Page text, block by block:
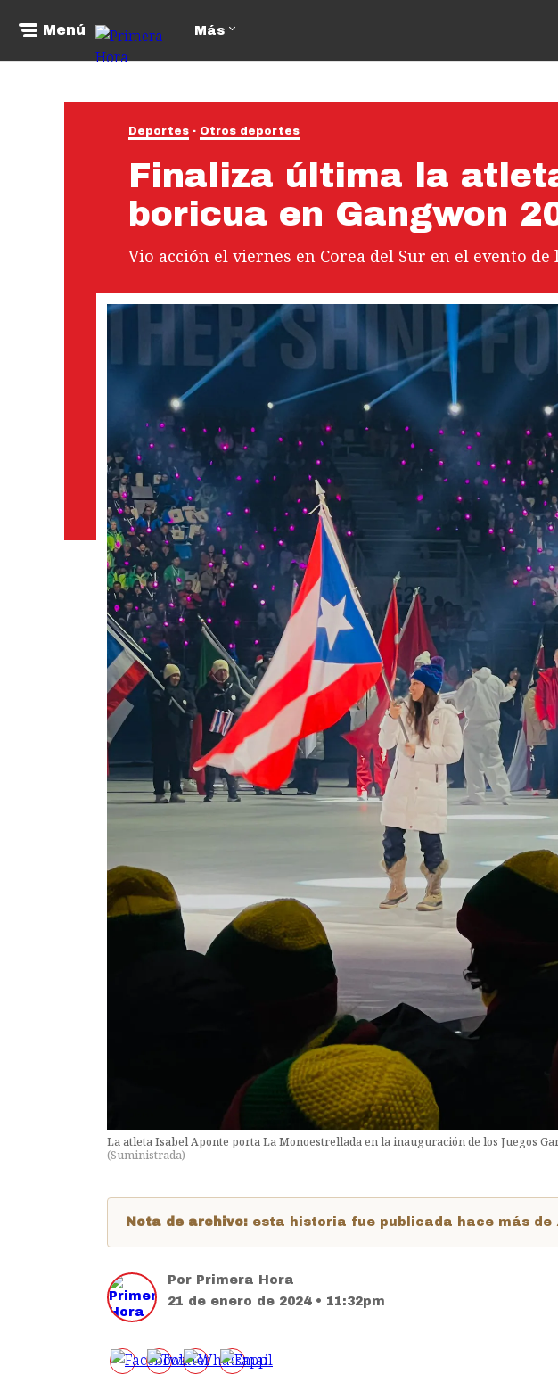
Menú Más
Deportes Otros deportes
Finaliza última la
boricua en Gangwon
Vio acción el viernes en Corea del Sur en el evento
La atleta Isabel Aponte porta La Monoestrellada en la inauguración de los Juegos
(Suministrada)
Nota de archivo: esta historia fue publicada hace más de
Por Primera Hora
21 de enero de 2024 • 11:32pm